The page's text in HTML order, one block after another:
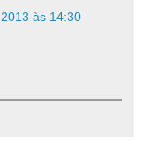
às 14:30